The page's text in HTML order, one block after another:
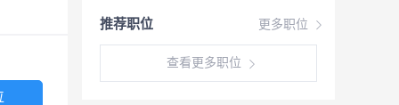
更多职位
推荐职位
查看更多职位